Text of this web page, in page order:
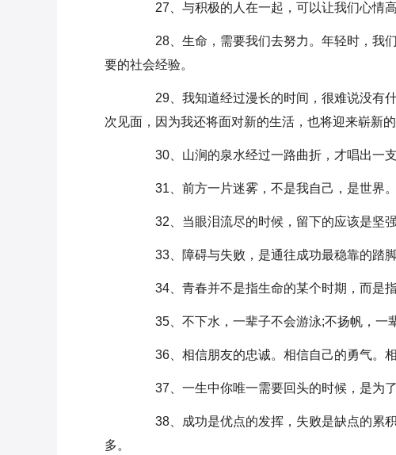
27、与积极的人在一起，可以让我们心情高
28、生命，需要我们去努力。年轻时，我们
要的社会经验。
29、我知道经过漫长的时间，很难说没有什
次见面，因为我还将面对新的生活，也将迎来崭新的
30、山涧的泉水经过一路曲折，才唱出一支
31、前方一片迷雾，不是我自己，是世界。
32、当眼泪流尽的时候，留下的应该是坚强
33、障碍与失败，是通往成功最稳靠的踏脚
34、青春并不是指生命的某个时期，而是指
35、不下水，一辈子不会游泳;不扬帆，一辈
36、相信朋友的忠诚。相信自己的勇气。相
37、一生中你唯一需要回头的时候，是为了
38、成功是优点的发挥，失败是缺点的累积
多。